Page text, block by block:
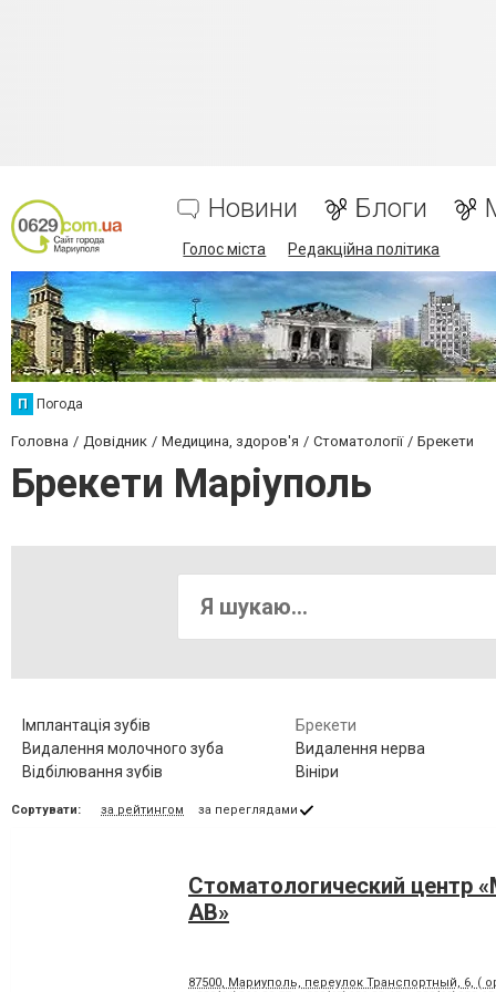
Новини Блоги
Голос міста Редакційна політика
П Погода
Головна Довідник Медицина, здоров'я Стоматології Брекети
Брекети Маріуполь
Імплантація зубів Брекети
Видалення молочного зуба
Видалення нерва
Відбілювання зубів
Вініри
Зубні протези
Клиновидний дефект зубів
Лікування гіпоплазії емалі зубів
Лікування захворювання
Сортувати: за рейтингом за переглядами
Стоматологический центр
АВ»
87500, Мариуполь, переулок Транспортный, 6, (